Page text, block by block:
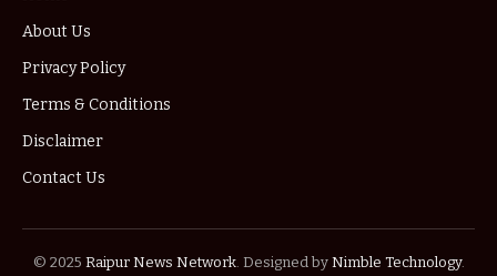
About Us
Privacy Policy
Terms & Conditions
Disclaimer
Contact Us
© 2025 Raipur News Network. Designed by Nimble Technology.